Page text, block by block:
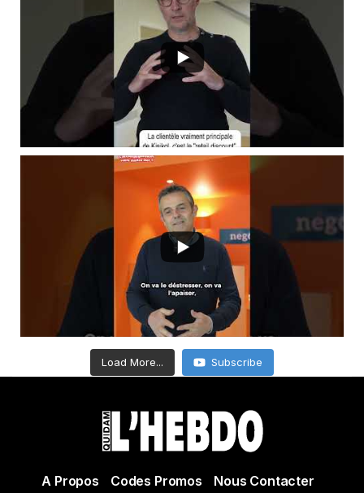
Load More... Subscribe
A Propos Codes Promos Nous Contacter